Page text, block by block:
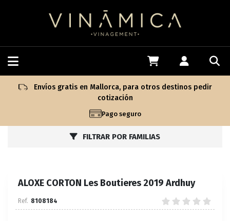
Envíos gratis en Mallorca, para otros destinos pedir
cotización
Pago seguro
FILTRAR POR FAMILIAS
ALOXE CORTON Les Boutieres 2019 Ardhuy
8108184